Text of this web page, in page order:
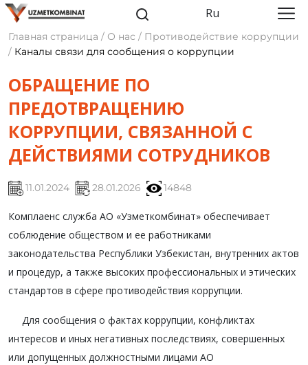
Ru
Главная страница / О нас / Противодействие коррупции
/ Каналы связи для сообщения о коррупции
ОБРАЩЕНИЕ ПО
ПРЕДОТВРАЩЕНИЮ
КОРРУПЦИИ, СВЯЗАННОЙ С
ДЕЙСТВИЯМИ СОТРУДНИКОВ
11.01.2024 28.01.2026 14848
Комплаенс служба АО «Узметкомбинат» обеспечивает
соблюдение обществом и ее работниками
законодательства Республики Узбекистан, внутренних актов
и процедур, а также высоких профессиональных и этических
стандартов в сфере противодействия коррупции.
Для сообщения о фактах коррупции, конфликтах
интересов и иных негативных последствиях, совершенных
или допущенных должностными лицами АО